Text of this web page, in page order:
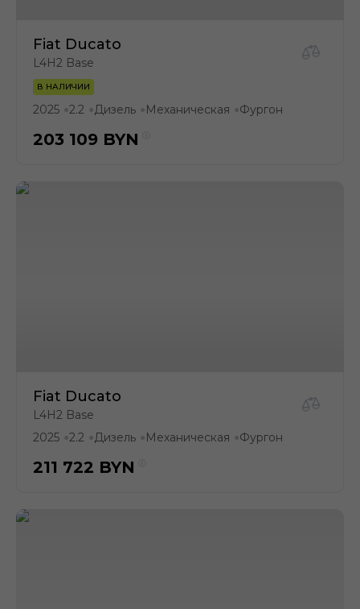
Fiat Ducato
L4H2 Base
В НАЛИЧИИ
2025 ●2.2 ●Дизель ● Механическая ●Фургон
203 109 BYN
Fiat Ducato
L4H2 Base
2025 ●2.2 ●Дизель ● Механическая ●Фургон
211 722 BYN